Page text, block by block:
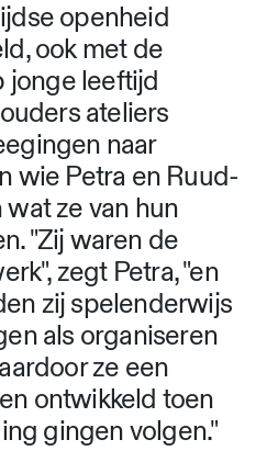
openheid
ook met de
jonge leeftijd
ateliers
naar
wie Petra en Ruud-
ze van hun
"Zij waren de
zegt Petra, "en
zij spelenderwijs
als organiseren
ze een
ontwikkeld toen
gingen volgen."